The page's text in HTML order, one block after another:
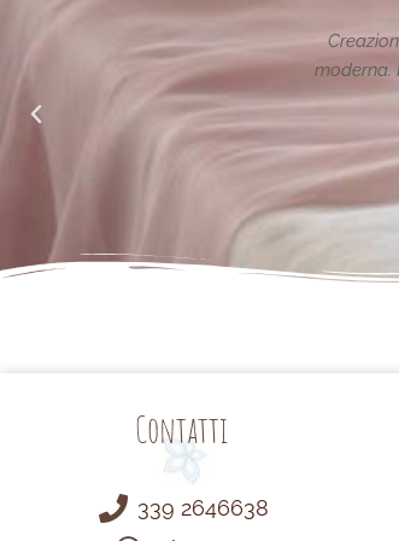
classe nel rispetto della tradizione
un animo generoso ed attento alle richieste di
Semplicemente Grazie.
Contatti
339 2646638